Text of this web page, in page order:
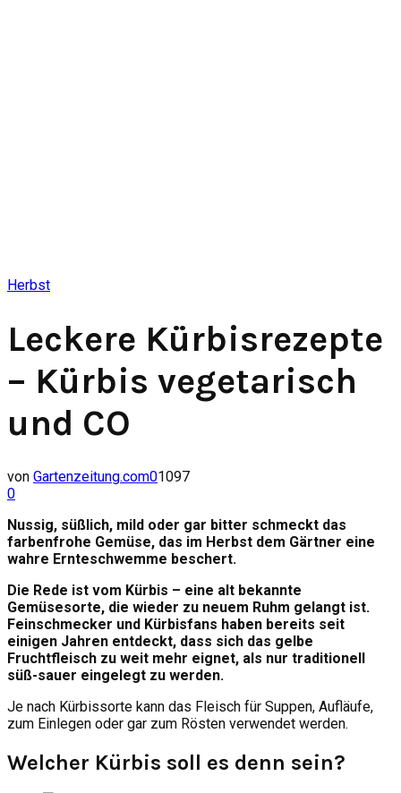
Herbst
Leckere Kürbisrezepte
– Kürbis vegetarisch
und CO
von Gartenzeitung.com01097
0
Nussig, süßlich, mild oder gar bitter schmeckt das
farbenfrohe Gemüse, das im Herbst dem Gärtner eine
wahre Ernteschwemme beschert.
Die Rede ist vom Kürbis – eine alt bekannte
Gemüsesorte, die wieder zu neuem Ruhm gelangt ist.
Feinschmecker und Kürbisfans haben bereits seit
einigen Jahren entdeckt, dass sich das gelbe
Fruchtfleisch zu weit mehr eignet, als nur traditionell
süß-sauer eingelegt zu werden.
Je nach Kürbissorte kann das Fleisch für Suppen, Aufläufe,
zum Einlegen oder gar zum Rösten verwendet werden.
Welcher Kürbis soll es denn sein?